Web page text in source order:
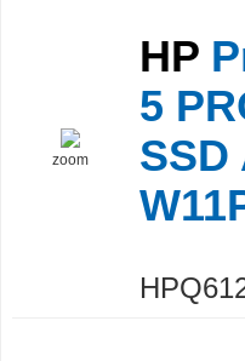
zoom
HP
5
SSD